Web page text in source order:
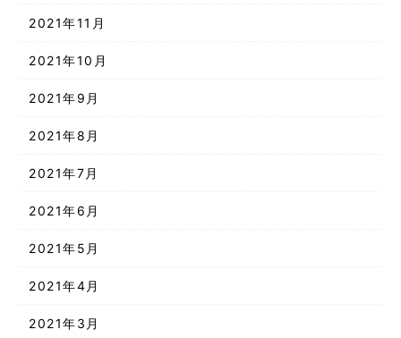
2021年11月
2021年10月
2021年9月
2021年8月
2021年7月
2021年6月
2021年5月
2021年4月
2021年3月